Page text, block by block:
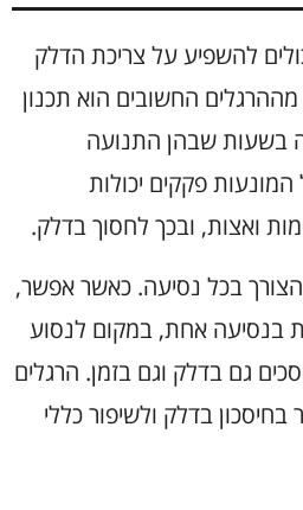
להשפיע על צריכת הדלק
החשובים הוא תכנון
בשעות שבהן התנועה
המונעות פקקים יכולות
ואצות, ובכך לחסוך בדלק.
בכל נסיעה. כאשר אפשר,
בנסיעה אחת, במקום לנסוע
גם בדלק וגם בזמן. הרגלים
בחיסכון בדלק ולשיפור כללי